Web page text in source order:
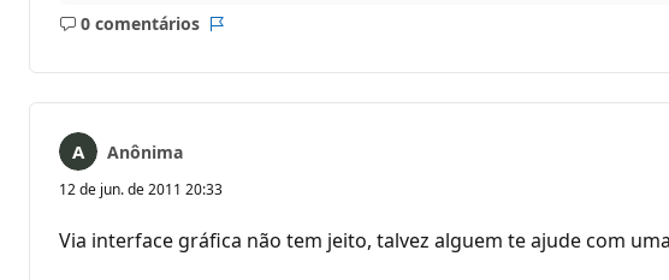
0 comentários
Sem
Anônima
12 de jun. de 2011 20:33
Via interface gráfica não tem jeito, talvez alguem te ajude com